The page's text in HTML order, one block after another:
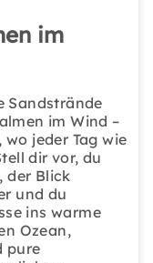
im
Sandstrände
im Wind –
jeder Tag wie
dir vor, du
der Blick
und du
ins warme
Ozean,
pure